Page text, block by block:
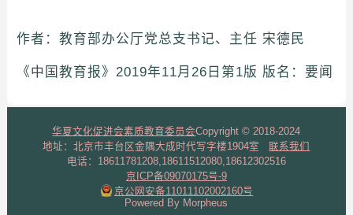
作者：教育部办公厅党总支书记、主任 宋德民
《中国教育报》2019年11月26日第1版 版名：要闻
华夏文化促进会素质教育委员会Copyright © 2018-2024
地址：北京市丰台区金隅大成时代写字楼1904室联系我们
电话：18611781208,18611512080,18612302516
京ICP备09070175号-9
京公网安备11011102002160号
Powered By Morpheus